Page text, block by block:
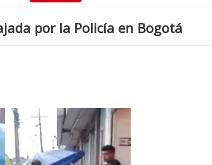
por la Policía en Bogotá